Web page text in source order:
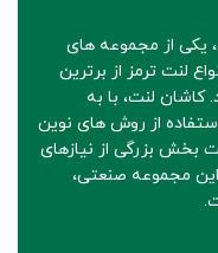
یکی از مجموعه های
لنت ترمز از برترین
کاشان لنت، با به
از روش های نوین
بخش بزرگی از نیازهای
این مجموعه صنعتی،